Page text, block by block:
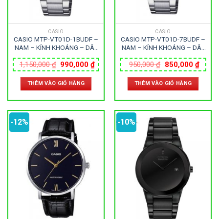
CASIO
CASIO MTP-VT01D-1BUDF –
NAM – KÍNH KHOÁNG – DÂY
– MÁY NHẬT
1,150,000₫ Giá
gốc
là:
1,150,000 ₫.
990,000₫Giá
hiện
990,000 ₫.
THÊM VÀO GIỎ HÀNG
CASIO
CASIO MTP-VT01D-7BUDF –
NAM – KÍNH KHOÁNG – DÂY
– MÁY NHẬT
950,000₫ Giá
gốc
là:
950,000 ₫.
850,000 ₫Giá
hiện
THÊM VÀO GIỎ HÀNG
-12% -10%